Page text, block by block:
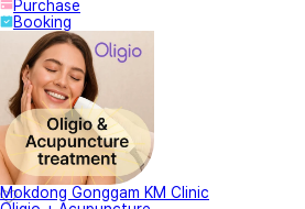
Purchase
Booking
Mokdong Gonggam KM Clinic